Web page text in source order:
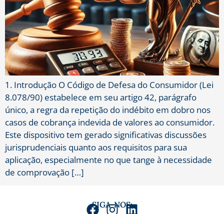
1. Introdução O Código de Defesa do Consumidor (Lei
8.078/90) estabelece em seu artigo 42, parágrafo
único, a regra da repetição do indébito em dobro nos
casos de cobrança indevida de valores ao consumidor.
Este dispositivo tem gerado significativas discussões
jurisprudenciais quanto aos requisitos para sua
aplicação, especialmente no que tange à necessidade
de comprovação […]
SIGA-NOS: